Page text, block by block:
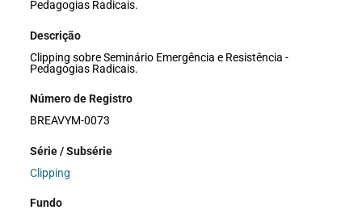
Pedagogias Radicais.
Descrição
Clipping sobre Seminário Emergência e Resistência -
Pedagogias Radicais.
Número de Registro
BREAVYM-0073
Série / Subsérie
Clipping
Fundo